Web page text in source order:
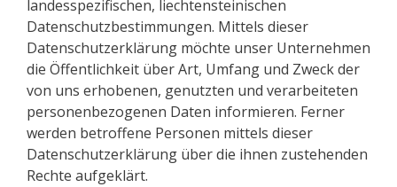
landesspezifischen, liechtensteinischen
Datenschutzbestimmungen. Mittels dieser
Datenschutzerklärung möchte unser Unternehmen
die Öffentlichkeit über Art, Umfang und Zweck der
von uns erhobenen, genutzten und verarbeiteten
personenbezogenen Daten informieren. Ferner
werden betroffene Personen mittels dieser
Datenschutzerklärung über die ihnen zustehenden
Rechte aufgeklärt.